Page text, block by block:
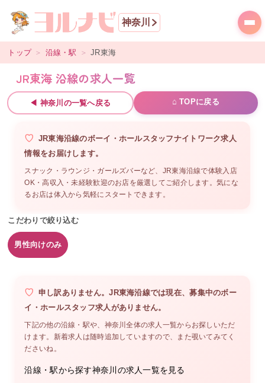
神奈川
トップ ＞ 沿線・駅 ＞ JR東海
JR東海 沿線の求人一覧
◀ 神奈川 の一覧へ戻る ⌂ TOPに戻る
JR東海沿線のボーイ・ホールスタッフナイトワーク求人
情報をお届けします。
スナック・ラウンジ・ガールズバーなど、 JR東海沿線で体験入店
OK・高収入・未経験歓迎のお店を厳選してご紹介します。気にな
るお店は体入から気軽にスタートできます。
こだわりで絞り込む
男性向けのみ
申し訳ありません。JR東海沿線では現在、募集中のボー
イ・ホールスタッフ求人がありません。
下記の他の沿線・駅や、 神奈川全体の求人一覧からお探しいただ
けます。新着求人は随時追加していますので、また覗いてみてく
ださいね。
沿線・駅から探す神奈川 の求人一覧を見る